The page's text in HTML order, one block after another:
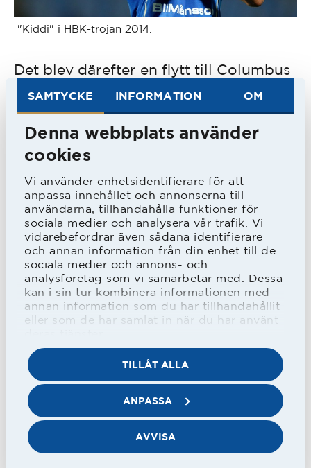
SAMTYCKE INFORMATION OM
Denna webbplats använder
cookies
Vi använder enhetsidentifierare för att
anpassa innehållet och annonserna till
användarna, tillhandahålla funktioner för
sociala medier och analysera vår trafik. Vi
vidarebefordrar även sådana identifierare
och annan information från din enhet till de
sociala medier och annons- och
analysföretag som vi samarbetar med. Dessa
kan i sin tur kombinera informationen med
annan information som du har tillhandahållit
eller som de har samlat in när du har använt
TILLÅT ALLA
ANPASSA
AVVISA
"Kiddi" i HBK-tröjan 2014.
Det blev därefter en flytt till Columbus
Crew i USA men där en knäskada
förstörde hans säsong. Han återvände
till Sverige och spelade två säsonger i
GIF Sundsvall.
Numera återfinns han i Breidablik och
han hoppas i år kunna få vinna ligan. I
fjor ledde de serien med två omgångar
kvar men missade. I år är
förutsättningarna mycket goda då de
inlett serien med åtta raka segrar och
leder med sju poäng. I laget spelar
även den gamle HBK:aren Höskuldur
Gunnlaugsson.
Under helgen var han på besök i
Halmstad och träffade några av sina